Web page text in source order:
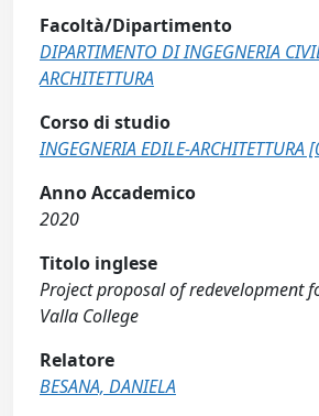
Facoltà/Dipartimento
DIPARTIMENTO DI INGEGNERIA
ARCHITETTURA
Corso di studio
INGEGNERIA EDILE-ARCHITETTURA
Anno Accademico
2020
Titolo inglese
Project proposal of redevelopment
Valla College
Relatore
BESANA, DANIELA